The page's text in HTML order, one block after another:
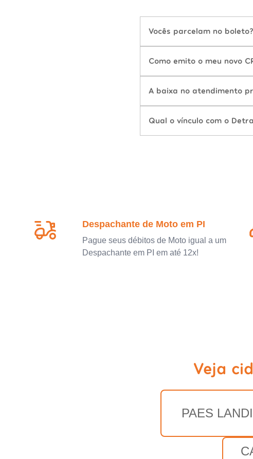
Vocês parcelam no boleto?
Como emito o meu novo
A baixa no atendimento
Qual o vínculo com o
Despachante de Moto em PI
Pague seus débitos de Moto igual a um
Despachante em PI em até 12x!
Veja
PAES